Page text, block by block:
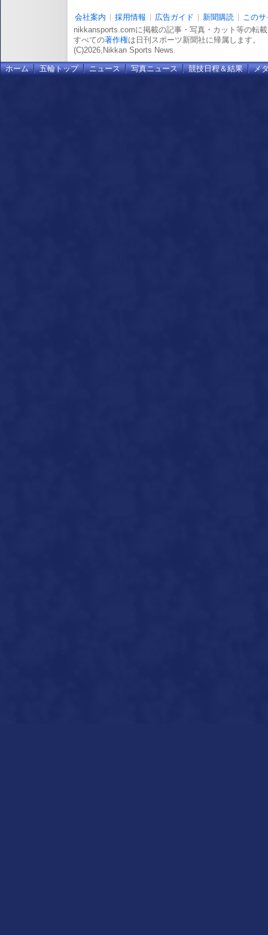
会社案内 採用情報 広告ガイド 新聞購読
この
nikkansports.comに掲載の記事・写真・カット等の転
すべての著作権は日刊スポーツ新聞社に帰属します。
(C)2026,Nikkan Sports News.
ホーム 五輪トップ ニュース 写真ニュース 競技日程＆結果 メ